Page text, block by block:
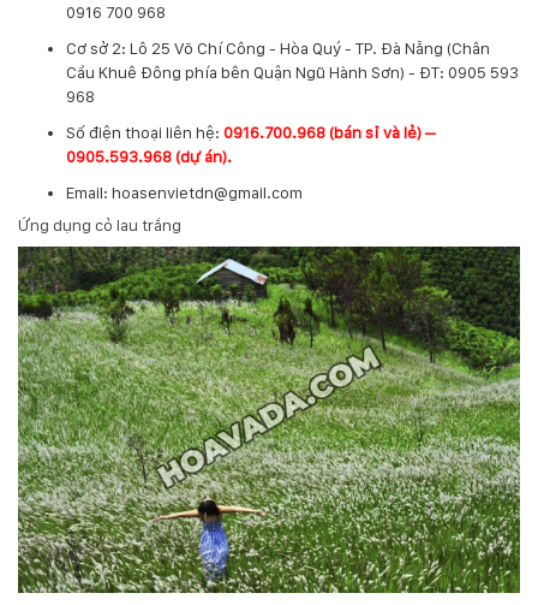
0916 700 968
Cơ sở 2: Lô 25 Võ Chí Công - Hòa Quý - TP. Đà Nẵng (Chân
Cầu Khuê Đông phía bên Quận Ngũ Hành Sơn) - ĐT: 0905 593
968
​Số điện thoại liên hệ: 0916.700.968 (bán sỉ và lẻ) –
0905.593.968 (dự án).
Email: hoasenvietdn@gmail.com
Ứng dụng cỏ lau trắng